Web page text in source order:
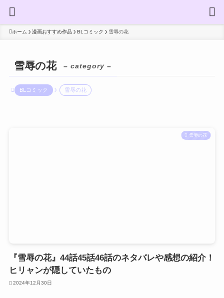
ホーム 漫画おすすめ作品 BLコミック 雪辱の花
雪辱の花 – category –
BLコミック 雪辱の花
雪辱の花
『雪辱の花』44話45話46話のネタバレや感想の紹介！
ヒリャンが隠していたもの
2024年12月30日